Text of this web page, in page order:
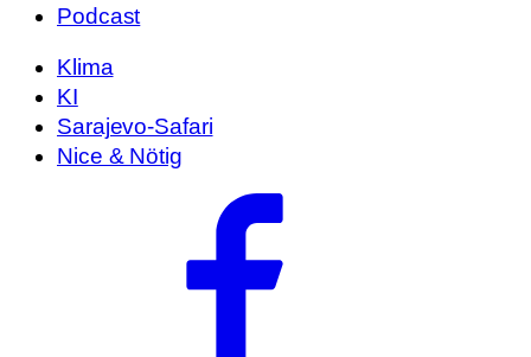
Podcast
Klima
KI
Sarajevo-Safari
Nice & Nötig